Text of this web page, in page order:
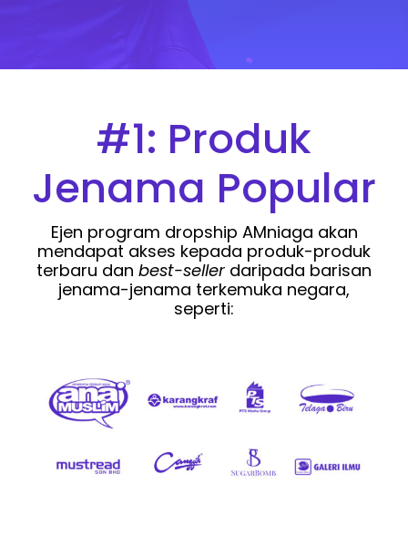
#1: Produk
Jenama Popular
Ejen program dropship AMniaga akan
mendapat akses kepada produk-produk
terbaru dan best-seller daripada barisan
jenama-jenama terkemuka negara,
seperti: